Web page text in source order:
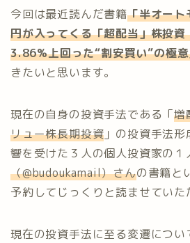
今回は最近読んだ書籍「半オー
円が入ってくる「超配当」株投
3.86%上回った“割安買い”の極
きたいと思います。
現在の自身の投資手法である「増
リュー株長期投資 」の投資手法
響を受けた３人の個人投資家の１
（@budoukamail）さんの書籍と
予約してじっくりと読ませていた
現在の投資手法に至る変遷につい